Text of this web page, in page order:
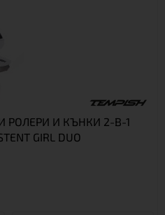
РОЛЕРИ И КЪНКИ 2-В-1
GIRL DUO